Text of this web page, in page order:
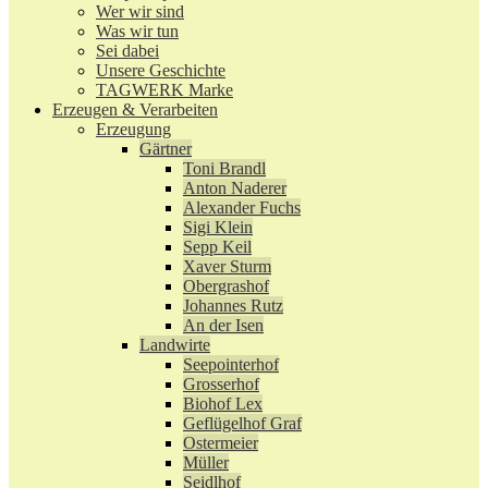
Wer wir sind
Was wir tun
Sei dabei
Unsere Geschichte
TAGWERK Marke
Erzeugen & Verarbeiten
Erzeugung
Gärtner
Toni Brandl
Anton Naderer
Alexander Fuchs
Sigi Klein
Sepp Keil
Xaver Sturm
Obergrashof
Johannes Rutz
An der Isen
Landwirte
Seepointerhof
Grosserhof
Biohof Lex
Geflügelhof Graf
Ostermeier
Müller
Seidlhof